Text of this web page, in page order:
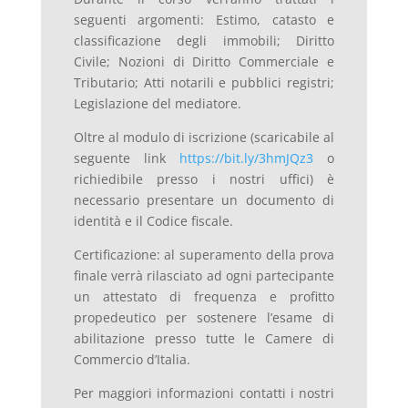
seguenti argomenti: Estimo, catasto e
classificazione degli immobili; Diritto
Civile; Nozioni di Diritto Commerciale e
Tributario; Atti notarili e pubblici registri;
Legislazione del mediatore.
Oltre al modulo di iscrizione (scaricabile al
seguente link https://bit.ly/3hmJQz3 o
richiedibile presso i nostri uffici) è
necessario presentare un documento di
identità e il Codice fiscale.
Certificazione: al superamento della prova
finale verrà rilasciato ad ogni partecipante
un attestato di frequenza e profitto
propedeutico per sostenere l’esame di
abilitazione presso tutte le Camere di
Commercio d’Italia.
Per maggiori informazioni contatti i nostri